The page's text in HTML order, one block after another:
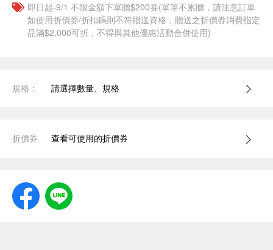
即日起-9/1 不限金額下單贈$200券(單筆不累贈，請注意訂單
如使用折價券/折扣碼則不符贈送資格，贈送之折價券消費指定
品滿$2,000可折，不得與其他優惠活動合併使用)
規格： 請選擇數量、規格
折價券 查看可使用的折價券